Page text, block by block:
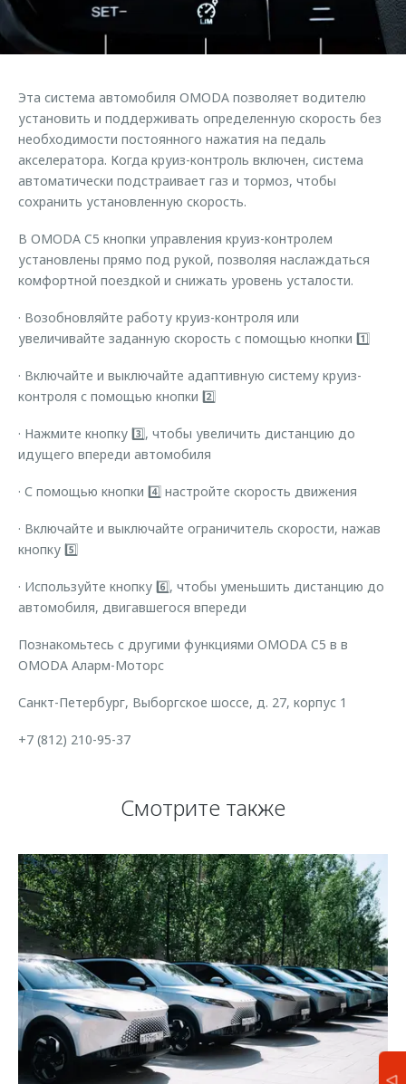
Страхование
Кредитный калькулятор
Оригинальные аксессуары
Запчасти
Трейд-ин
Калькулятор трейд-ин
Руководства по эксплуатации
Клиентская поддержка
Приложение O&J
Аксессуары
Одежда и сувениры
Оригинальные аксессуары
Запчасти
Обратная связь
Эта система автомобиля ОMODA позволяет водителю
установить и поддерживать определенную скорость без
необходимости постоянного нажатия на педаль
акселератора. Когда круиз-контроль включен, система
автоматически подстраивает газ и тормоз, чтобы
сохранить установленную скорость.
В OMODA C5 кнопки управления круиз-контролем
установлены прямо под рукой, позволяя наслаждаться
комфортной поездкой и снижать уровень усталости.
· Возобновляйте работу круиз-контроля или
увеличивайте заданную скорость с помощью кнопки 1️⃣
· Включайте и выключайте адаптивную систему круиз-
контроля с помощью кнопки 2️⃣
· Нажмите кнопку 3️⃣, чтобы увеличить дистанцию до
идущего впереди автомобиля
· С помощью кнопки 4️⃣ настройте скорость движения
· Включайте и выключайте ограничитель скорости, нажав
кнопку 5️⃣
· Используйте кнопку 6️⃣, чтобы уменьшить дистанцию до
автомобиля, двигавшегося впереди
Познакомьтесь с другими функциями OMODA C5 в в
OMODA Аларм-Моторс
Санкт-Петербург, Выборгское шоссе, д. 27, корпус 1
+7 (812) 210-95-37
Смотрите также